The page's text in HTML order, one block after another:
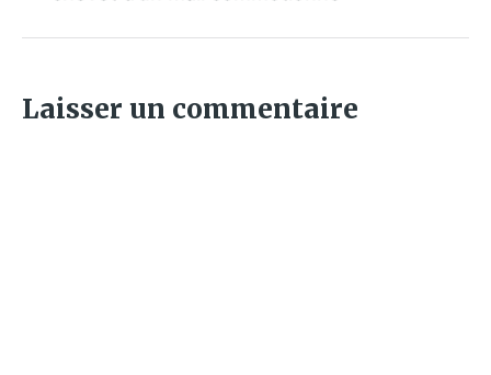
Laisser un commentaire